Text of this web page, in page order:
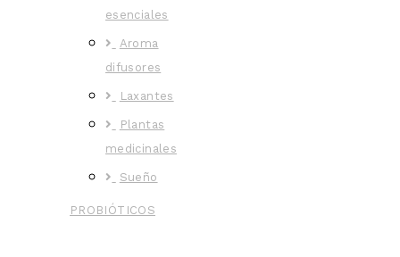
esenciales
Aroma
difusores
Laxantes
Plantas
medicinales
Sueño
PROBIÓTICOS